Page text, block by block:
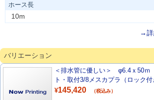
ホース長
10m
→詳
バリエーション
＜排水管に優しい＞ φ6.4ｘ50
ト・取付3/8メスカプラ（ロック
¥145,420 （税込み）